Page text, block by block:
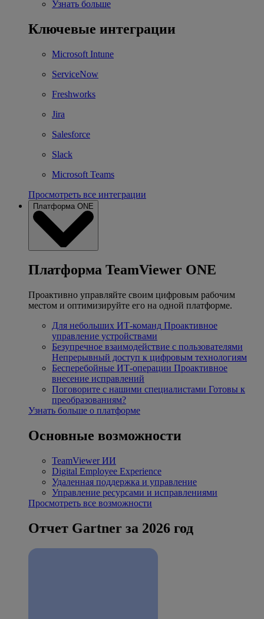
Узнать больше
Ключевые интеграции
Microsoft Intune
ServiceNow
Freshworks
Jira
Salesforce
Slack
Microsoft Teams
Просмотреть все интеграции
Платформа ONE
Платформа TeamViewer ONE
Проактивно управляйте своим цифровым рабочим
местом и оптимизируйте его на одной платформе.
Для небольших ИТ-команд Проактивное
управление устройствами
Безупречное взаимодействие с пользователями
Непрерывный доступ к цифровым технологиям
Бесперебойные ИТ-операции Проактивное
внесение исправлений
Поговорите с нашими специалистами Готовы к
преобразованиям?
Узнать больше о платформе
Основные возможности
TeamViewer ИИ
Digital Employee Experience
Удаленная поддержка и управление
Управление ресурсами и исправлениями
Просмотреть все возможности
Отчет Gartner за 2026 год